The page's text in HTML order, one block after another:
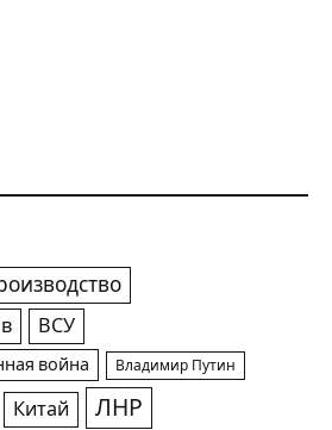
ВСУ
война Владимир Путин
Китай ЛНР